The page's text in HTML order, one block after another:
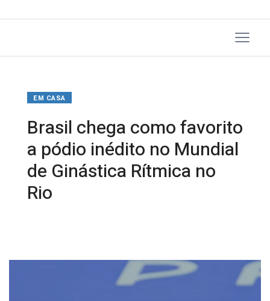
EM CASA
Brasil chega como favorito
a pódio inédito no Mundial
de Ginástica Rítmica no
Rio